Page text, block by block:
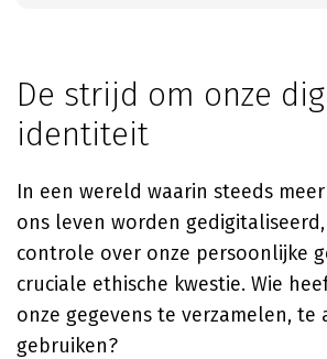
De strijd om onze
identiteit
In een wereld waarin steeds
ons leven worden
controle over onze persoonlijke
cruciale ethische kwestie. Wie
onze gegevens te verzamelen, te
gebruiken?